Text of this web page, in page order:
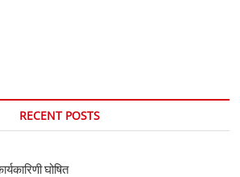
RECENT POSTS
घोषित